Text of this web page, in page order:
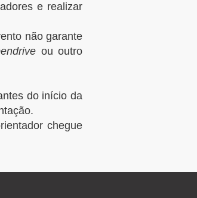
e realizar
não garante
ou outro
do início da
chegue